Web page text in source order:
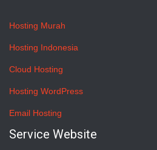
Hosting Murah
Hosting Indonesia
Cloud Hosting
Hosting WordPress
Email Hosting
Service Website